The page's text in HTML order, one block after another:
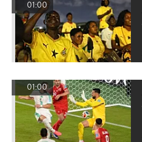
01:00
01:00